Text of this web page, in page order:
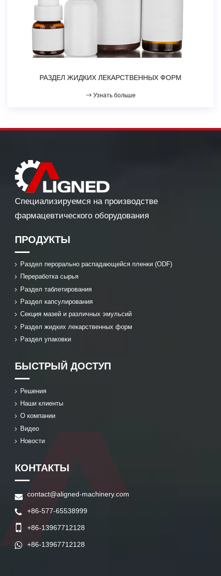
РАЗДЕЛ ЖИДКИХ ЛЕКАРСТВЕННЫХ ФОРМ
Узнать больше
Специализируемся на производстве
фармацевтического оборудования
ПРОДУКТЫ
Раздел перорально распадающейся пленки (ODF)
Переработка сырья
Раздел таблетирования
Раздел капсулирования
Секция мазей и различных эмульсий
Раздел жидких лекарственных форм
Раздел упаковки
БЫСТРЫЙ ДОСТУП
Решения
Наши клиенты
О компании
Видео
Новости
КОНТАКТЫ
contact@aligned-machinery.com
+86-577-65538999
+86-13967712128
+86-13967712128